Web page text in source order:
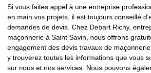
Si vous faites appel à une entreprise
en main vos projets, il est toujours conseillé
demandes de devis. Chez Debart Richy,
maçonnerie à Saint Savin, nous offrons
engagement des devis travaux de
y trouverez toutes les informations que vous
sur nous et nos services. Nous pouvons